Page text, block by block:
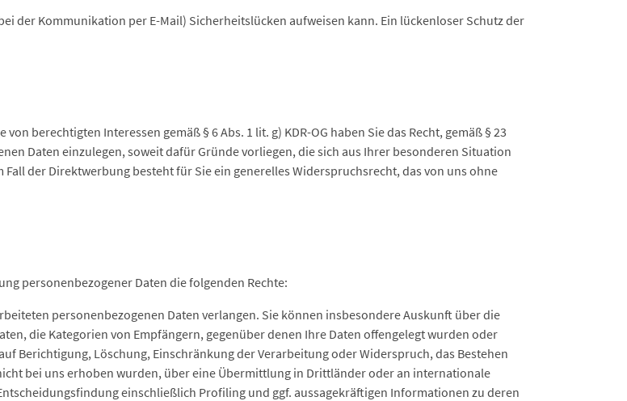
der Kommunikation per E-Mail) Sicherheitslücken aufweisen kann. Ein lückenloser Schutz der
berechtigten Interessen gemäß § 6 Abs. 1 lit. g) KDR-OG haben Sie das Recht, gemäß § 23
Daten einzulegen, soweit dafür Gründe vorliegen, die sich aus Ihrer besonderen Situation
der Direktwerbung besteht für Sie ein generelles Widerspruchsrecht, das von uns ohne
personenbezogener Daten die folgenden Rechte:
personenbezogenen Daten verlangen. Sie können insbesondere Auskunft über die
die Kategorien von Empfängern, gegenüber denen Ihre Daten offengelegt wurden oder
Berichtigung, Löschung, Einschränkung der Verarbeitung oder Widerspruch, das Bestehen
bei uns erhoben wurden, über eine Übermittlung in Drittländer oder an internationale
einschließlich Profiling und ggf. aussagekräftigen Informationen zu deren